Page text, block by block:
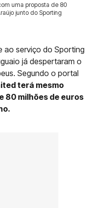
uma proposta de 80
junto do Sporting
ao serviço do Sporting
já despertaram o
Segundo o portal
terá mesmo
80 milhões de euros